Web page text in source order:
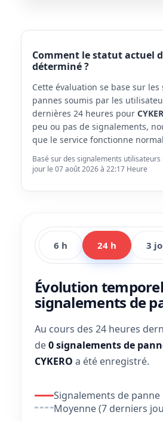
Comment le statut actuel
déterminé ?
Cette évaluation se base sur
pannes soumis par les
dernières 24 heures pour
peu ou pas de signalements,
que le service fonctionne
Basé sur des signalements utilisateurs
jour le 07 août 2026 à 22:17 Heure
6 h 24 h 3
Évolution
signalements de
Au cours des 24 heures
de0 signalements de
CYKERO a été enregistré.
Signalements de panne
Moyenne (7 derniers